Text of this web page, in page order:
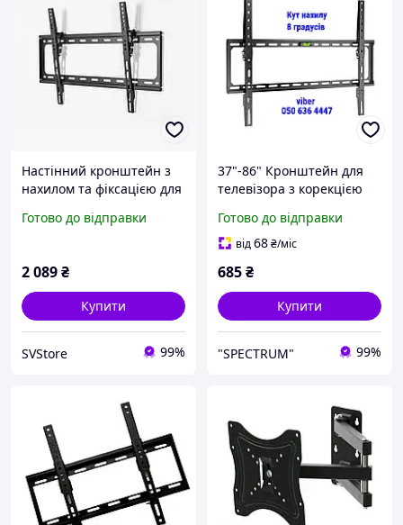
Настінний кронштейн з
нахилом та фіксацією для
діагоналлю 32-65 дюймів
Готово до відправки
2 089₴
Купити
SVStore 99%
37"-86" Кронштейн для
телевізора з корекцією
Кріплення для телевізора
на стіну Тримач для тб
Готово до відправки
від68₴/міс
685₴
Купити
"SPECTRUM" 99%